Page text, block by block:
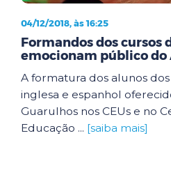
04/12/2018, às 16:25
Formandos dos cursos
emocionam público do
A formatura dos alunos
inglesa e espanhol
Guarulhos nos CEUs e no
Educação ... [saiba mais]